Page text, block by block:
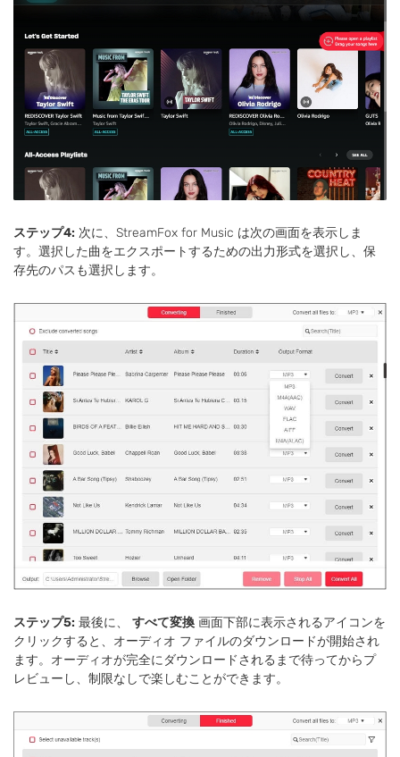
ステップ4: 次に、StreamFox for Music は次の画面を表示しま
す。選択した曲をエクスポートするための出力形式を選択し、保
存先のパスも選択します。
ステップ5: 最後に、 すべて変換 画面下部に表示されるアイコンを
クリックすると、オーディオ ファイルのダウンロードが開始され
ます。オーディオが完全にダウンロードされるまで待ってからプ
レビューし、制限なしで楽しむことができます。